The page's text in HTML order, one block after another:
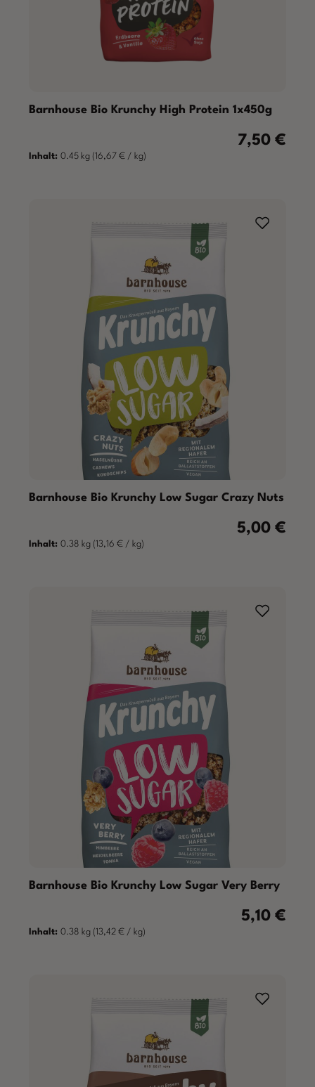
Barnhouse Bio Krunchy High Protein 1x450g
Regulärer
7,50 €
Inhalt: 0.45 kg (16,67 € / kg)
Barnhouse Bio Krunchy Low Sugar Crazy Nuts
Regulärer
5,00 €
Inhalt: 0.38 kg (13,16 € / kg)
Barnhouse Bio Krunchy Low Sugar Very Berry
Regulärer
5,10 €
Inhalt: 0.38 kg (13,42 € / kg)